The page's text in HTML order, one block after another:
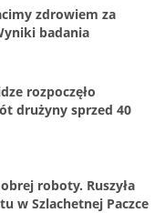
zdrowiem za
badania
rozpoczęło
drużyny sprzed 40
roboty. Ruszyła
w Szlachetnej Paczce